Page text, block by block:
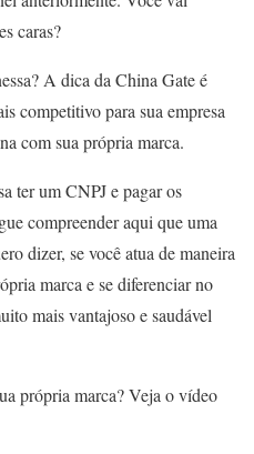
caras?
A dica da China Gate é
competitivo para sua empresa
com sua própria marca.
ter um CNPJ e pagar os
compreender aqui que uma
dizer, se você atua de maneira
marca e se diferenciar no
mais vantajoso e saudável
própria marca? Veja o vídeo